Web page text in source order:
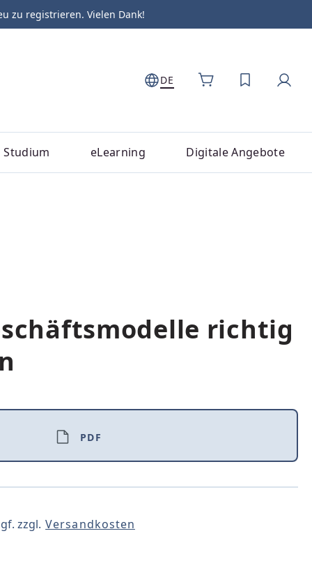
zu registrieren. Vielen Dank!
DE DU HAST 0
Studium eLearning Digitale Angebote
richtig
PDF
zzgl. Versandkosten